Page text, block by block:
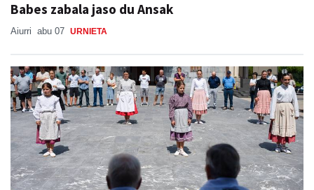
Babes zabala jaso du Ansak
Aiurri abu 07 URNIETA